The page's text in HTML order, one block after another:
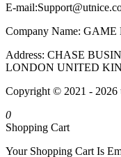
E-mail:
Company Name:
Address: CHASE
LONDON UNITED
Copyright © 2021 - 2026
0
Shopping Cart
Your Shopping Cart Is